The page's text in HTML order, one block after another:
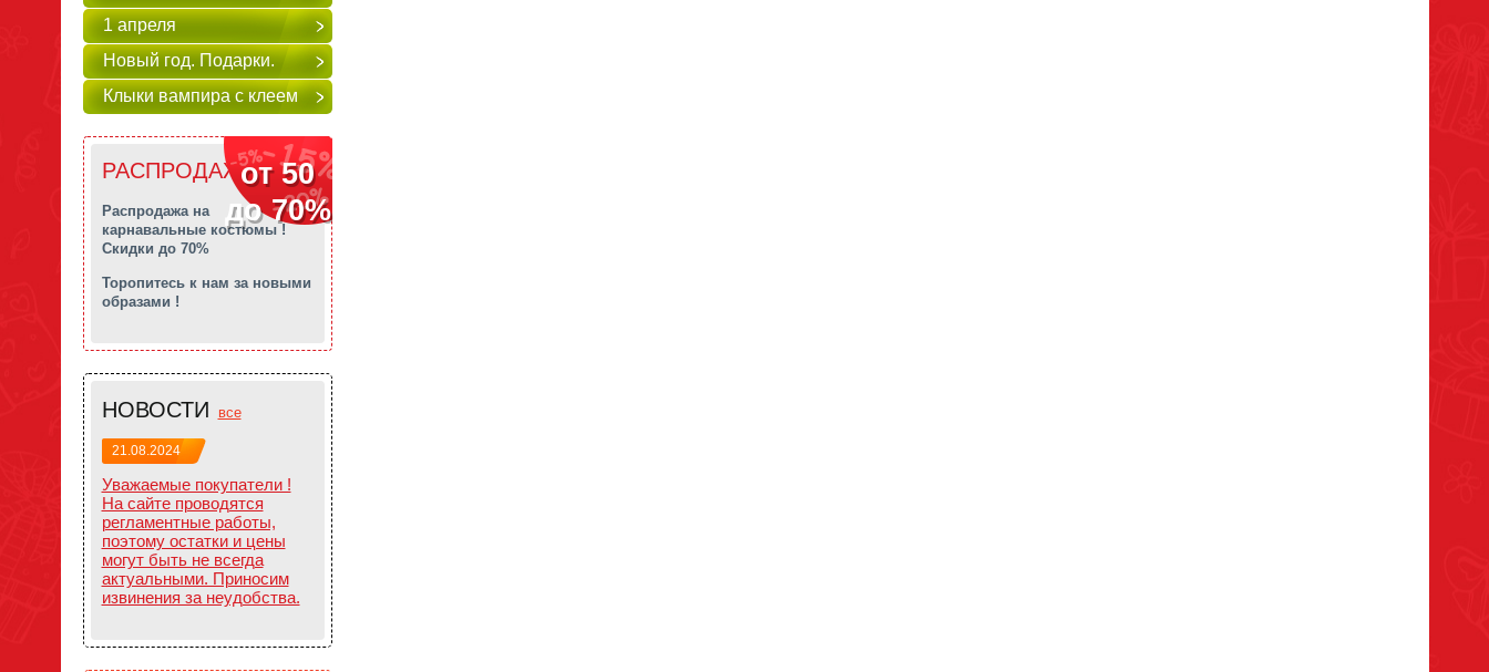
1 апреля
Новый год. Подарки.
Клыки вампира с клеем
от 50
до 70%
РАСПРОДАЖА!!!
Распродажа на
карнавальные костюмы !
Скидки до 70%
Торопитесь к нам за новыми
образами !
НОВОСТИ все
21.08.2024
Уважаемые покупатели !
На сайте проводятся
регламентные работы,
поэтому остатки и цены
могут быть не всегда
актуальными. Приносим
извинения за неудобства.